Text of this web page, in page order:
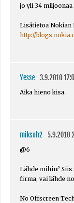
jo yli 34 miljoonaa
Lisätietoa Nokian
http://
Yesse 3.9.2010
Aika hieno kisa.
miksuh2 5.9.2010
@6
Lähde mihin? Siis
firma, vai lähde
No Offscreen